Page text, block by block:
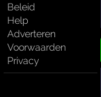
Beleid
Help
Adverteren
Voorwaarden
Privacy